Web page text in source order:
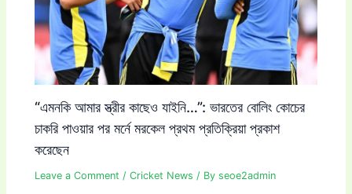
“এমনকি আমার স্ত্রীর কাছেও যাইনি…”: ভারতের বোলিং কোচের
চাকরি পাওয়ার পর মর্নে মরকেল প্রথম প্রতিক্রিয়া প্রকাশ
করেছেন
Leave a Comment /Cricket News / Byseoe2admin